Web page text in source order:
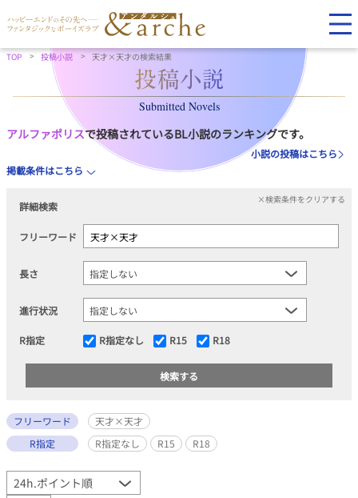
TOP 投稿小説 天才×天才の検索結果
Submitted Novels
アルファポリスで投稿されているBL小説のランキングです。
小説の投稿はこちら
掲載条件はこちら
詳細検索
×検索条件をクリアする
フリーワード
長さ
進行状況
R指定 R指定なし R15 R18
フリーワード
天才×天才
R指定
R指定なし R15 R18